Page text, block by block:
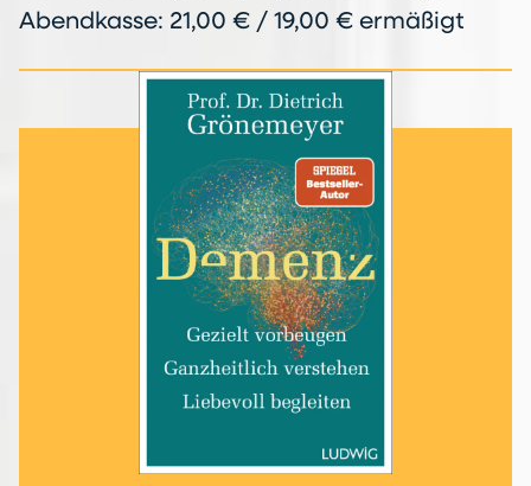
Abendkasse: 21,00 € / 19,00 € ermäßigt